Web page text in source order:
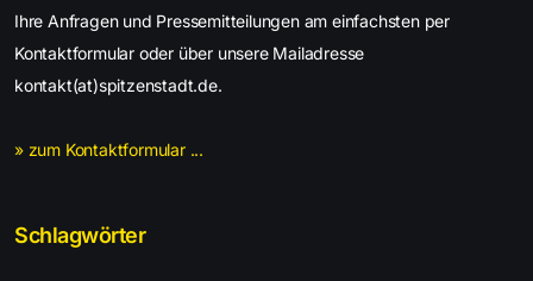
Ihre Anfragen und Pressemitteilungen am einfachsten per
Kontaktformular oder über unsere Mailadresse
kontakt(at)spitzenstadt.de.
» zum Kontaktformular ...
Schlagwörter